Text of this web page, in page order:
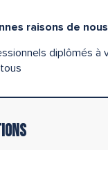
raisons de
diplômés à